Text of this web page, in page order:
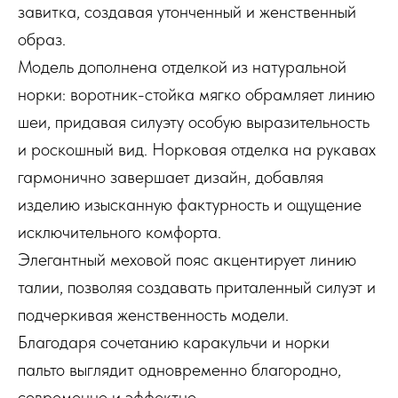
завитка, создавая утонченный и женственный
образ.
Модель дополнена отделкой из натуральной
норки: воротник-стойка мягко обрамляет линию
шеи, придавая силуэту особую выразительность
и роскошный вид. Норковая отделка на рукавах
гармонично завершает дизайн, добавляя
изделию изысканную фактурность и ощущение
исключительного комфорта.
Элегантный меховой пояс акцентирует линию
талии, позволяя создавать приталенный силуэт и
подчеркивая женственность модели.
Благодаря сочетанию каракульчи и норки
пальто выглядит одновременно благородно,